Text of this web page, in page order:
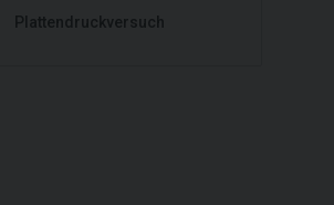
Plattendruckversuch